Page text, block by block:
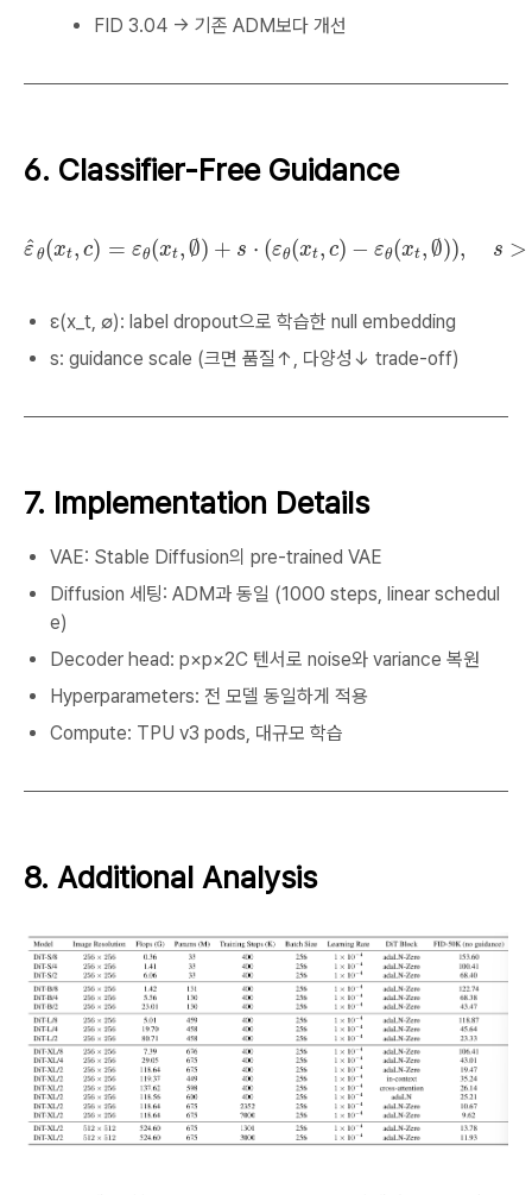
FID 3.04 → 기존 ADM보다 개선
6. Classifier-Free Guidance
^
εθ(xt, c) = εθ(xt,∅) + s ⋅ (εθ(xt, c) − εθ(xt, ∅)), s >
θ( = (x , s⋅ εθ ,c θ ,∅))
ε(x_t, ∅): label dropout으로 학습한 null embedding
s: guidance scale (크면 품질↑, 다양성↓ trade-off)
7. Implementation Details
VAE: Stable Diffusion의 pre-trained VAE
Diffusion 세팅: ADM과 동일 (1000 steps, linear schedul
e)
Decoder head: p×p×2C 텐서로 noise와 variance 복원
Hyperparameters: 전 모델 동일하게 적용
Compute: TPU v3 pods, 대규모 학습
8. Additional Analysis